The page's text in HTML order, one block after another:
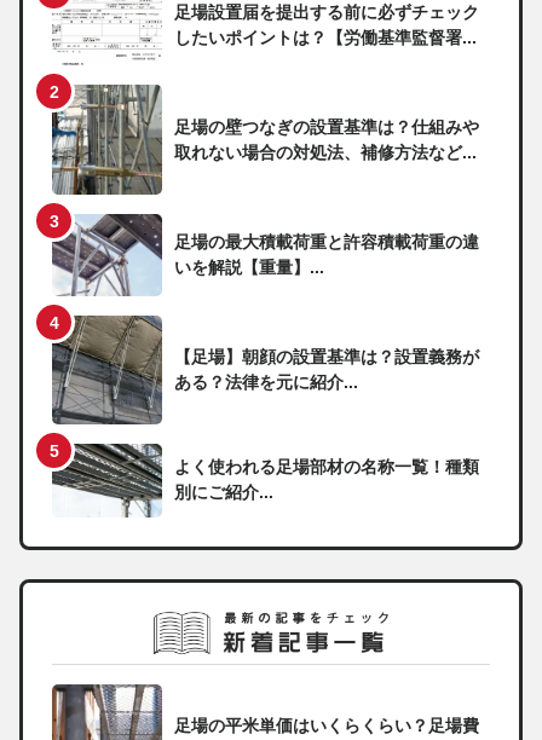
足場設置届を提出する前に必ずチェック
したいポイントは？【労働基準監督署...
足場の壁つなぎの設置基準は？仕組みや
取れない場合の対処法、補修方法など...
足場の最大積載荷重と許容積載荷重の違
いを解説【重量】...
【足場】朝顔の設置基準は？設置義務が
ある？法律を元に紹介...
よく使われる足場部材の名称一覧！種類
別にご紹介...
足場の平米単価はいくらくらい？足場費